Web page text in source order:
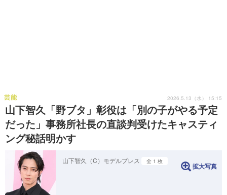
山下智久「野ブタ」彰役は「別の子がやる予定
だった」事務所社長の直談判受けたキャスティ
ング秘話明かす
芸能 2026.5.13（水） 15:15
山下智久（C）モデルプレス 全 1 枚
拡大写真